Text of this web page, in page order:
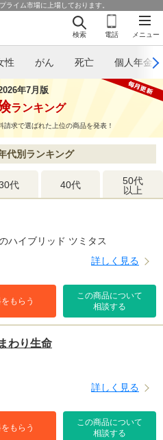
ライム市場に上場しております。
メニュー
検索 電話
性 がん 死亡 個人年金
年7月版
ランキング
求で選ばれた上位の商品を発表！
代別ランキング
代 40代
50代
以上
ハイブリッド ツミタス
詳しく見る
もらう
この商品について
相談する
わり生命
詳しく見る
もらう
この商品について
相談する